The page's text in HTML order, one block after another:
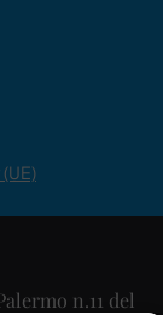
n.11 del